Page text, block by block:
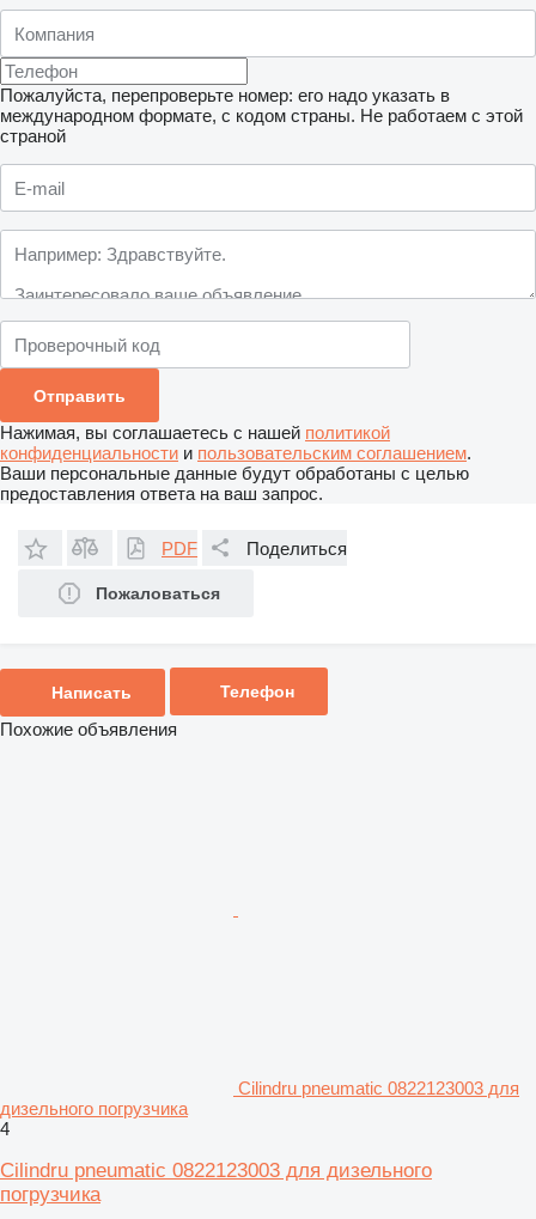
Пожалуйста, перепроверьте номер: его надо указать в
международном формате, с кодом страны. Не работаем с этой
страной
Нажимая, вы соглашаетесь с нашей политикой
конфиденциальности и пользовательским соглашением.
Ваши персональные данные будут обработаны с целью
предоставления ответа на ваш запрос.
PDF Поделиться
Пожаловаться
Написать Телефон
Похожие объявления
Cilindru pneumatic 0822123003 для
дизельного погрузчика
4
Cilindru pneumatic 0822123003 для дизельного
погрузчика